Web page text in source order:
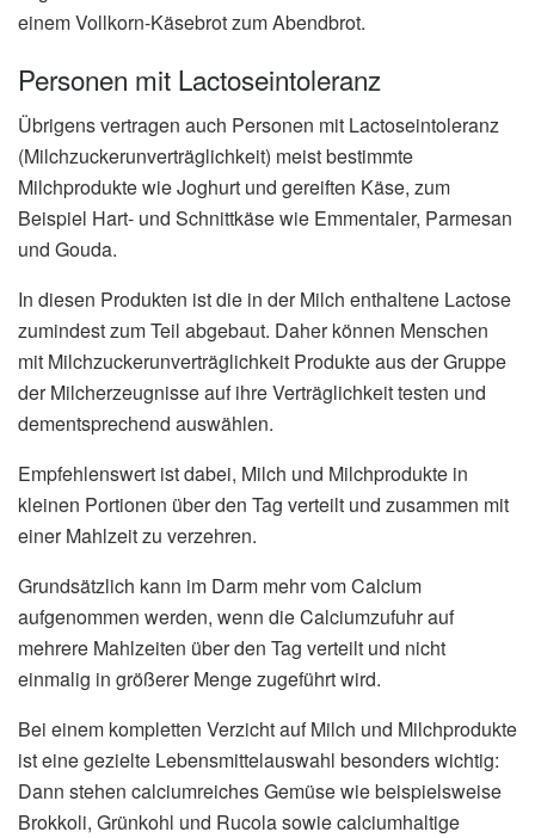
einem Vollkorn-Käsebrot zum Abendbrot.
Personen mit Lactoseintoleranz
Übrigens vertragen auch Personen mit Lactoseintoleranz
(Milchzuckerunverträglichkeit) meist bestimmte
Milchprodukte wie Joghurt und gereiften Käse, zum
Beispiel Hart- und Schnittkäse wie Emmentaler, Parmesan
und Gouda.
In diesen Produkten ist die in der Milch enthaltene Lactose
zumindest zum Teil abgebaut. Daher können Menschen
mit Milchzuckerunverträglichkeit Produkte aus der Gruppe
der Milcherzeugnisse auf ihre Verträglichkeit testen und
dementsprechend auswählen.
Empfehlenswert ist dabei, Milch und Milchprodukte in
kleinen Portionen über den Tag verteilt und zusammen mit
einer Mahlzeit zu verzehren.
Grundsätzlich kann im Darm mehr vom Calcium
aufgenommen werden, wenn die Calciumzufuhr auf
mehrere Mahlzeiten über den Tag verteilt und nicht
einmalig in größerer Menge zugeführt wird.
Bei einem kompletten Verzicht auf Milch und Milchprodukte
ist eine gezielte Lebensmittelauswahl besonders wichtig:
Dann stehen calciumreiches Gemüse wie beispielsweise
Brokkoli, Grünkohl und Rucola sowie calciumhaltige